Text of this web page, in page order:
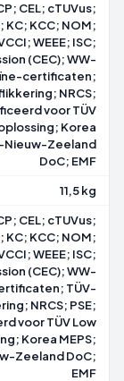
CEL; cTUVus;
KC; KCC; NOM;
WEEE; ISC;
(CEC); WW-
certificaten;
NRCS;
voor TÜV
Korea
Nieuw-Zeeland
DoC; EMF
11,5 kg
CEL; cTUVus;
KC; KCC; NOM;
WEEE; ISC;
(CEC); WW-
TÜV-
NRCS; PSE;
voor TÜV Low
Korea MEPS;
Zeeland DoC;
EMF